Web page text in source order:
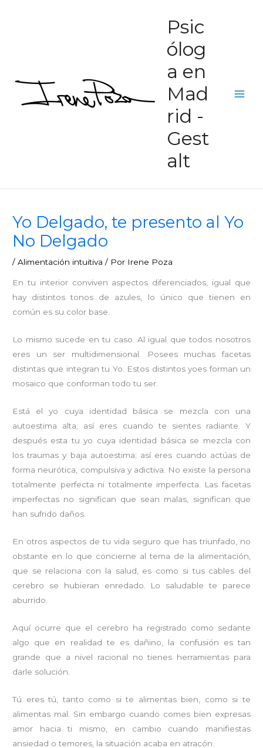
Psic
ólog
a en
Mad
rid -
Gest
alt
Yo Delgado, te presento al Yo
No Delgado
/Alimentación intuitiva / Por Irene Poza
En tu interior conviven aspectos diferenciados, igual que
hay distintos tonos de azules, lo único que tienen en
común es su color base.
Lo mismo sucede en tu caso. Al igual que todos nosotros
eres un ser multidimensional. Posees muchas facetas
distintas que integran tu Yo. Estos distintos yoes forman un
mosaico que conforman todo tu ser.
Está el yo cuya identidad básica se mezcla con una
autoestima alta; así eres cuando te sientes radiante. Y
después esta tu yo cuya identidad básica se mezcla con
los traumas y baja autoestima; así eres cuando actúas de
forma neurótica, compulsiva y adictiva. No existe la persona
totalmente perfecta ni totalmente imperfecta. Las facetas
imperfectas no significan que sean malas, significan que
han sufrido daños.
En otros aspectos de tu vida seguro que has triunfado, no
obstante en lo que concierne al tema de la alimentación,
que se relaciona con la salud, es como si tus cables del
cerebro se hubieran enredado. Lo saludable te parece
aburrido.
Aquí ocurre que el cerebro ha registrado como sedante
algo que en realidad te es dañino, la confusión es tan
grande que a nivel racional no tienes herramientas para
darle solución.
Tú eres tú, tanto como si te alimentas bien, como si te
alimentas mal. Sin embargo cuando comes bien expresas
amor hacia ti mismo, en cambio cuando manifiestas
ansiedad o temores, la situación acaba en atracón.